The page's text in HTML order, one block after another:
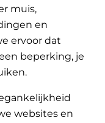
muis,
en
ervoor dat
beperking, je
websites en